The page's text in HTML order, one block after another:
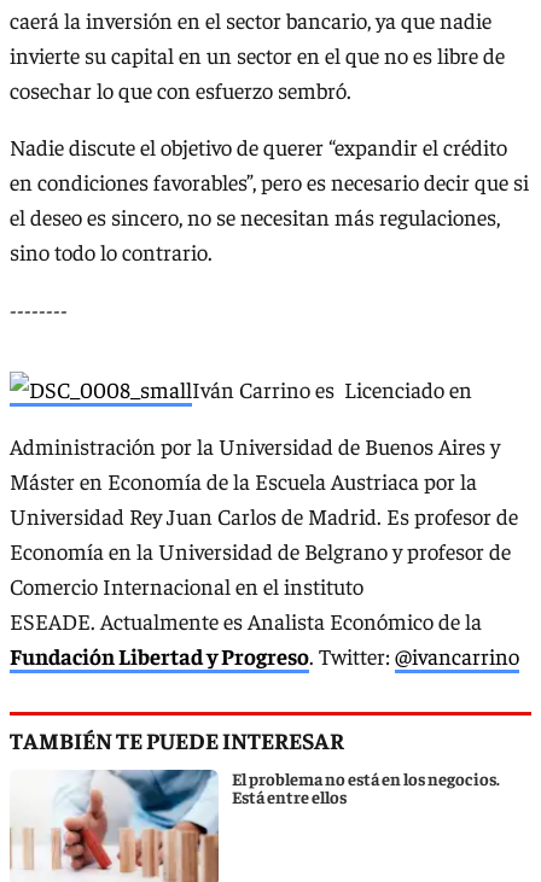
caerá la inversión en el sector bancario, ya que nadie
invierte su capital en un sector en el que no es libre de
cosechar lo que con esfuerzo sembró.
Nadie discute el objetivo de querer “expandir el crédito
en condiciones favorables”, pero es necesario decir que si
el deseo es sincero, no se necesitan más regulaciones,
sino todo lo contrario.
--------
Iván Carrino es Licenciado en
Administración por la Universidad de Buenos Aires y
Máster en Economía de la Escuela Austriaca por la
Universidad Rey Juan Carlos de Madrid. Es profesor de
Economía en la Universidad de Belgrano y profesor de
Comercio Internacional en el instituto
ESEADE. Actualmente es Analista Económico de la
Fundación Libertad y Progreso. Twitter:@ivancarrino
TAMBIÉN TE PUEDE INTERESAR
El problema no está en los negocios.
Está entre ellos